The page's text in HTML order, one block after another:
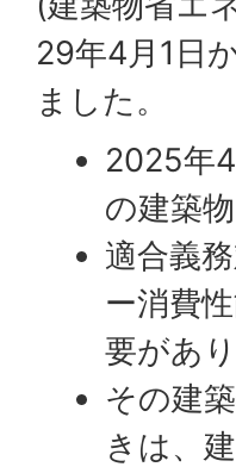
29年4月1日
ました。
2025年
の建築
適合義
ー消費
要があり
その建
きは、